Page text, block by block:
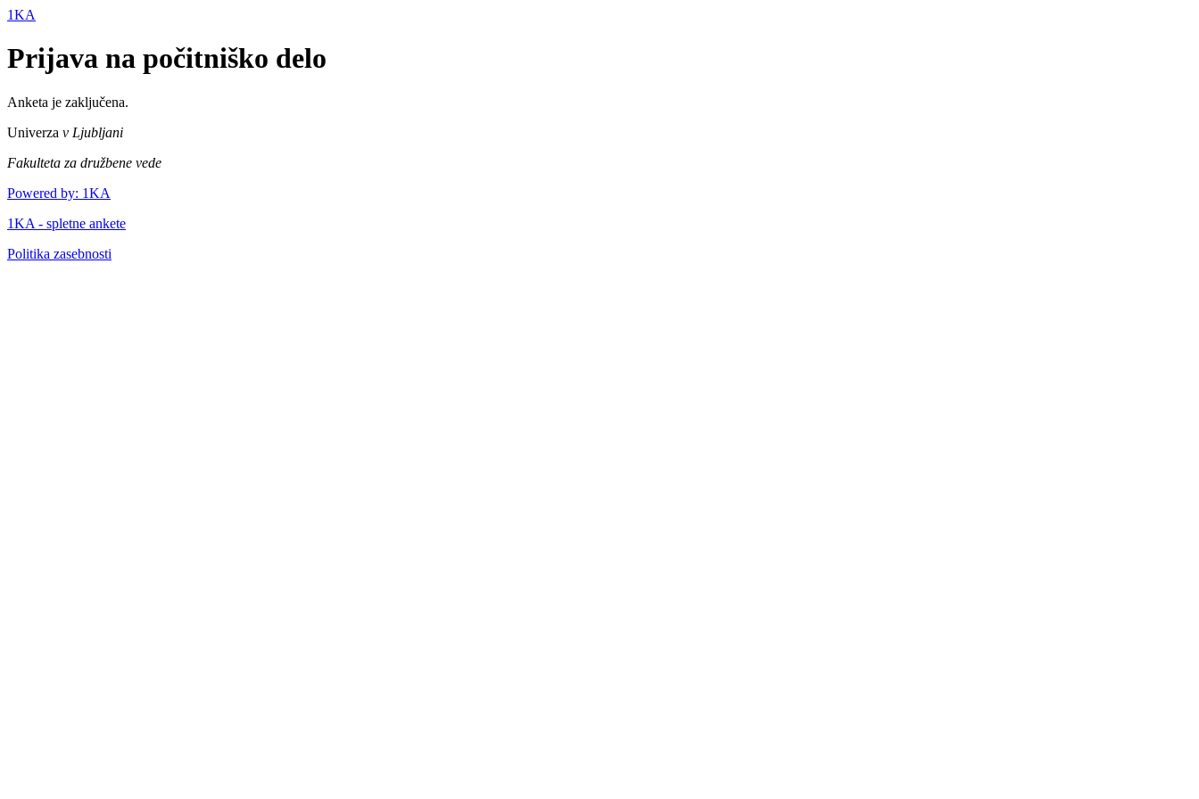
1KA
Prijava na počitniško delo
Anketa je zaključena.
Univerza v Ljubljani
Fakulteta za družbene vede
Powered by: 1KA
1KA - spletne ankete
Politika zasebnosti